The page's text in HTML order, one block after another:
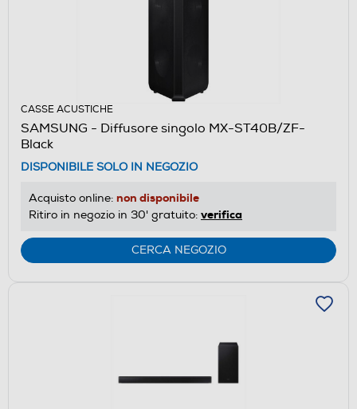
CASSE ACUSTICHE
SAMSUNG - Diffusore singolo MX-ST40B/ZF-
Black
DISPONIBILE SOLO IN NEGOZIO
Acquisto online: non disponibile
Ritiro in negozio in 30' gratuito: verifica
CERCA NEGOZIO